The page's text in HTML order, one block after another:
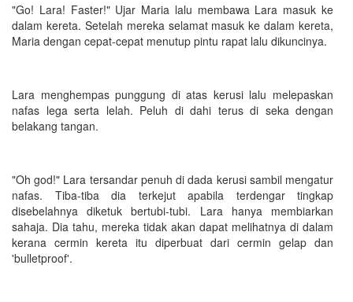
"Go! Lara! Faster!" Ujar Maria lalu membawa Lara masuk ke
dalam kereta. Setelah mereka selamat masuk ke dalam kereta,
Maria dengan cepat-cepat menutup pintu rapat lalu dikuncinya.
Lara menghempas punggung di atas kerusi lalu melepaskan
nafas lega serta lelah. Peluh di dahi terus di seka dengan
belakang tangan.
"Oh god!" Lara tersandar penuh di dada kerusi sambil mengatur
nafas. Tiba-tiba dia terkejut apabila terdengar tingkap
disebelahnya diketuk bertubi-tubi. Lara hanya membiarkan
sahaja. Dia tahu, mereka tidak akan dapat melihatnya di dalam
kerana cermin kereta itu diperbuat dari cermin gelap dan
'bulletproof'.